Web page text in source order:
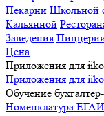
Пекарни Школьной
Кальянной
Заведения
Цена
Приложения для iiko
Приложения для iiko
Обучение
Номенклатура